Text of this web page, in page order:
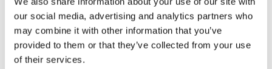
our social media, advertising and analytics partners who
may combine it with other information that you’ve
provided to them or that they’ve collected from your use
of their services.
・관광안내소 (Tourist Information)
・짐맡기기 서비스(단기) [ecbo cloak (에크보 클로크)] ※WEB
예약